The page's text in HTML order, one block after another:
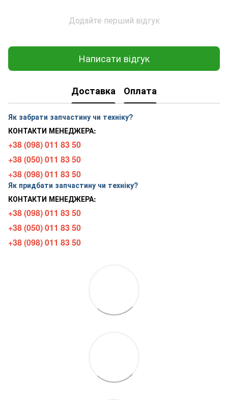
Додайте перший відгук
Написати відгук
Доставка Оплата
Як забрати запчастину чи техніку?
КОНТАКТИ МЕНЕДЖЕРА:
+38 (098) 011 83 50
+38 (050) 011 83 50
+38 (098) 011 83 50
Як придбати запчастину чи техніку?
КОНТАКТИ МЕНЕДЖЕРА:
+38 (098) 011 83 50
+38 (050) 011 83 50
+38 (098) 011 83 50